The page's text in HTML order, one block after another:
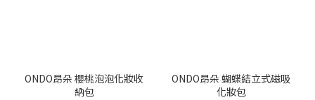
ONDO昂朵 櫻桃泡泡化妝收
納包
ONDO昂朵 蝴蝶結立式磁吸
化妝包